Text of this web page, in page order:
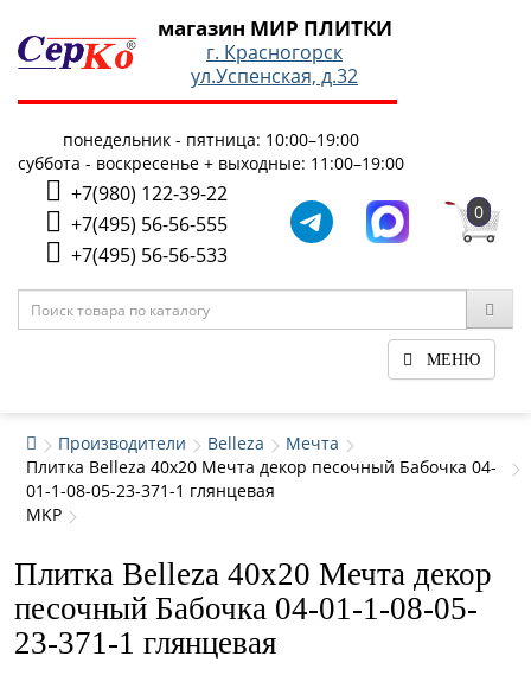
магазин МИР ПЛИТКИ
г. Красногорск
ул.Успенская, д.32
понедельник - пятница: 10:00–19:00
суббота - воскресенье + выходные: 11:00–19:00
+7(980) 122-39-22
+7(495) 56-56-555
+7(495) 56-56-533
0
МЕНЮ
Производители Belleza
Мечта
Плитка Belleza 40x20 Мечта декор песочный Бабочка 04-
01-1-08-05-23-371-1 глянцевая
MKP
Плитка Belleza 40x20 Мечта декор
песочный Бабочка 04-01-1-08-05-
23-371-1 глянцевая